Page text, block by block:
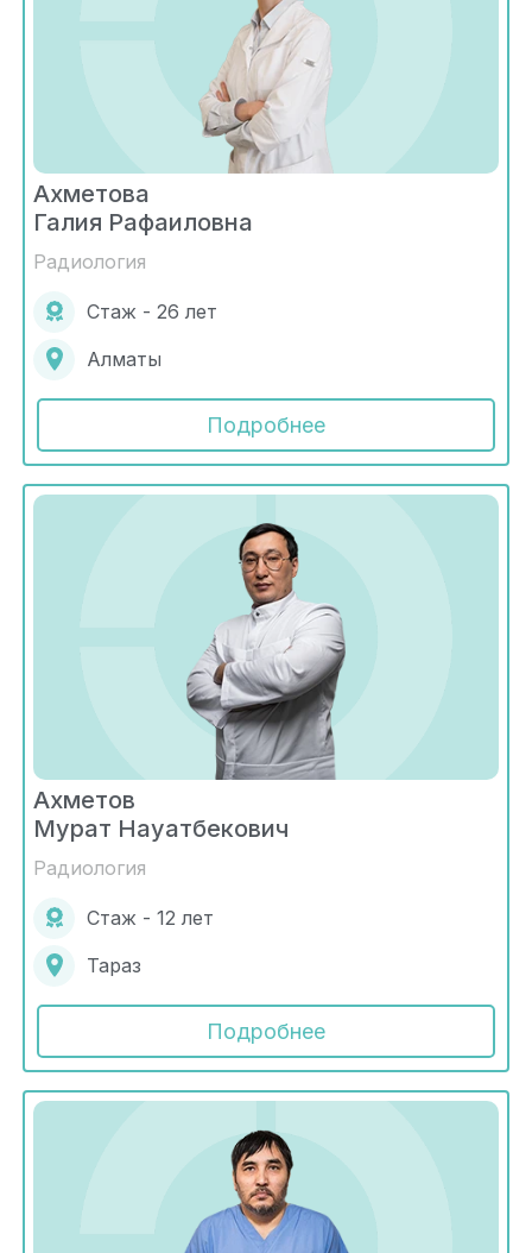
Ахметова
Галия Рафаиловна
Радиология
Стаж - 26 лет
Алматы
Подробнее
Ахметов
Мурат Науатбекович
Радиология
Стаж - 12 лет
Тараз
Подробнее